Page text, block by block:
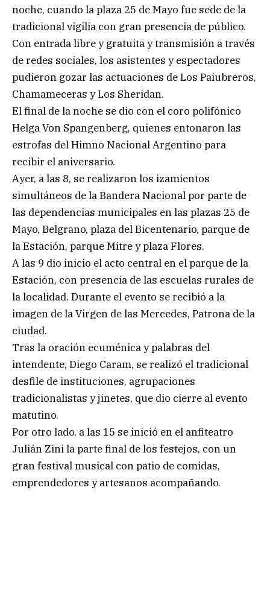
noche, cuando la plaza 25 de Mayo fue sede de la
tradicional vigilia con gran presencia de público.
Con entrada libre y gratuita y transmisión a través
de redes sociales, los asistentes y espectadores
pudieron gozar las actuaciones de Los Paiubreros,
Chamameceras y Los Sheridan.
El final de la noche se dio con el coro polifónico
Helga Von Spangenberg, quienes entonaron las
estrofas del Himno Nacional Argentino para
recibir el aniversario.
Ayer, a las 8, se realizaron los izamientos
simultáneos de la Bandera Nacional por parte de
las dependencias municipales en las plazas 25 de
Mayo, Belgrano, plaza del Bicentenario, parque de
la Estación, parque Mitre y plaza Flores.
A las 9 dio inicio el acto central en el parque de la
Estación, con presencia de las escuelas rurales de
la localidad. Durante el evento se recibió a la
imagen de la Virgen de las Mercedes, Patrona de la
ciudad.
Tras la oración ecuménica y palabras del
intendente, Diego Caram, se realizó el tradicional
desfile de instituciones, agrupaciones
tradicionalistas y jinetes, que dio cierre al evento
matutino.
Por otro lado, a las 15 se inició en el anfiteatro
Julián Zini la parte final de los festejos, con un
gran festival musical con patio de comidas,
emprendedores y artesanos acompañando.